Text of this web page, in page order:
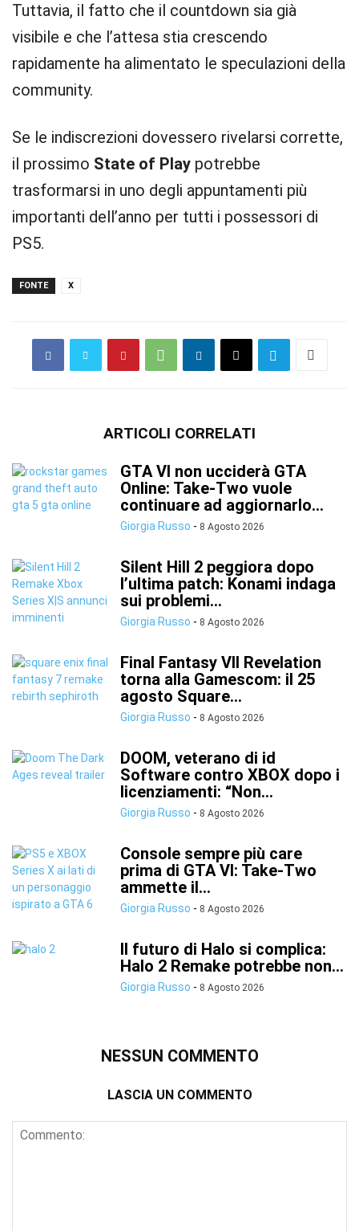
Tuttavia, il fatto che il countdown sia già
visibile e che l’attesa stia crescendo
rapidamente ha alimentato le speculazioni della
community.
Se le indiscrezioni dovessero rivelarsi corrette,
il prossimo State of Play potrebbe
trasformarsi in uno degli appuntamenti più
importanti dell’anno per tutti i possessori di
PS5.
FONTE X
ARTICOLI CORRELATI
GTA VI non ucciderà GTA
Online: Take-Two vuole
continuare ad aggiornarlo...
Giorgia Russo - 8 Agosto 2026
Silent Hill 2 peggiora dopo
l’ultima patch: Konami indaga
sui problemi...
Giorgia Russo - 8 Agosto 2026
Final Fantasy VII Revelation
torna alla Gamescom: il 25
agosto Square...
Giorgia Russo - 8 Agosto 2026
DOOM, veterano di id
Software contro XBOX dopo i
licenziamenti: “Non...
Giorgia Russo - 8 Agosto 2026
Console sempre più care
prima di GTA VI: Take-Two
ammette il...
Giorgia Russo - 8 Agosto 2026
Il futuro di Halo si complica:
Halo 2 Remake potrebbe non...
Giorgia Russo - 8 Agosto 2026
NESSUN COMMENTO
LASCIA UN COMMENTO